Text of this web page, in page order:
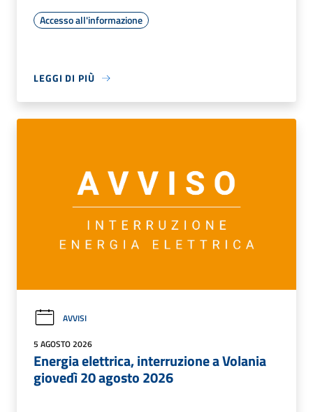
Accesso all'informazione
LEGGI DI PIÙ
AVVISI
5 AGOSTO 2026
Energia elettrica, interruzione a Volania
giovedì 20 agosto 2026